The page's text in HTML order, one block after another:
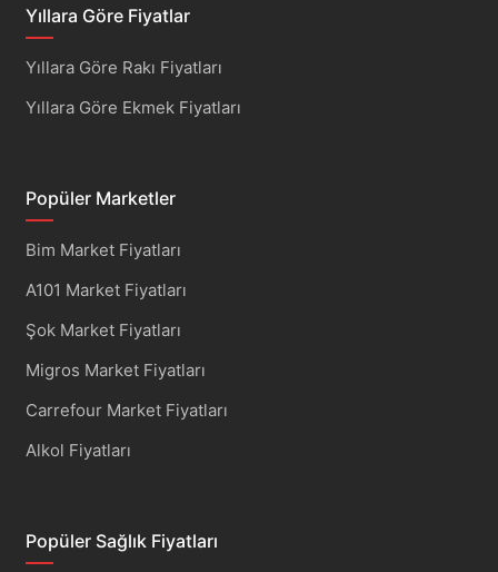
Yıllara Göre Fiyatlar
Yıllara Göre Rakı Fiyatları
Yıllara Göre Ekmek Fiyatları
Popüler Marketler
Bim Market Fiyatları
A101 Market Fiyatları
Şok Market Fiyatları
Migros Market Fiyatları
Carrefour Market Fiyatları
Alkol Fiyatları
Popüler Sağlık Fiyatları